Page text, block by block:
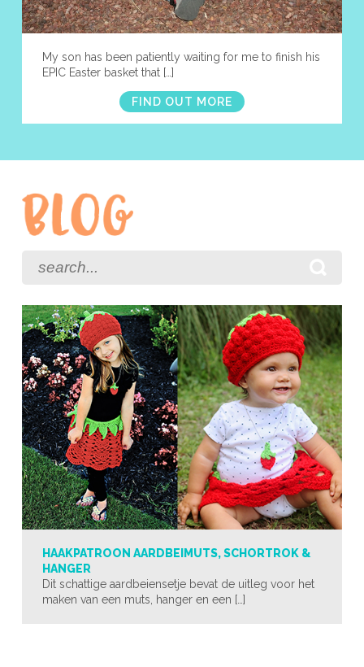
My son has been patiently waiting for me to finish his
EPIC Easter basket that […]
FIND OUT MORE
HAAKPATROON AARDBEIMUTS, SCHORTROK &
HANGER
Dit schattige aardbeiensetje bevat de uitleg voor het
maken van een muts, hanger en een […]